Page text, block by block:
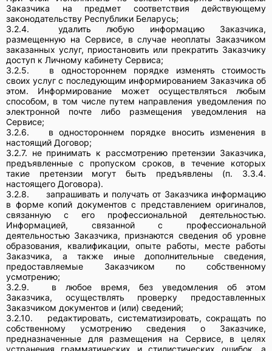
Заказчика на предмет соответствия действующему
законодательству Республики Беларусь;
3.2.4.
удалить любую информацию Заказчика,
размещенную на Сервисе, в случае неоплаты Заказчиком
заказанных услуг, приостановить или прекратить Заказчику
доступ к Личному кабинету Сервиса;
3.2.5.
в одностороннем порядке изменять стоимость
своих услуг с последующим информированием Заказчика об
этом. Информирование может осуществляться любым
способом, в том числе путем направления уведомления по
электронной почте либо размещения уведомления на
Сервисе;
3.2.6.
в одностороннем порядке вносить изменения в
настоящий Договор;
3.2.7. не принимать к рассмотрению претензии Заказчика,
предъявленные с пропуском сроков, в течение которых
такие претензии могут быть предъявлены (п. 3.3.4.
настоящего Договора).
3.2.8.
запрашивать и получать от Заказчика информацию
в форме копий документов с представлением оригиналов,
связанную с его профессиональной деятельностью.
Информацией, связанной с профессиональной
деятельностью Заказчика, признаются сведения об уровне
образования, квалификации, опыте работы, месте работы
Заказчика, а также иные дополнительные сведения,
предоставляемые Заказчиком по собственному
усмотрению;
3.2.9.
в любое время, без уведомления об этом
Заказчика, осуществлять проверку предоставленных
Заказчиком документов и (или) сведений;
3.2.10.
редактировать, систематизировать, сокращать по
собственному усмотрению сведения о Заказчике,
предназначенные для размещения на Сервисе, в целях
устранения грамматических и стилистических ошибок, а